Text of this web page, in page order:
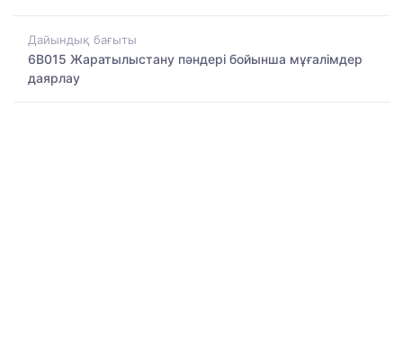
Дайындық бағыты
6B015 Жаратылыстану пәндері бойынша мұғалімдер
даярлау